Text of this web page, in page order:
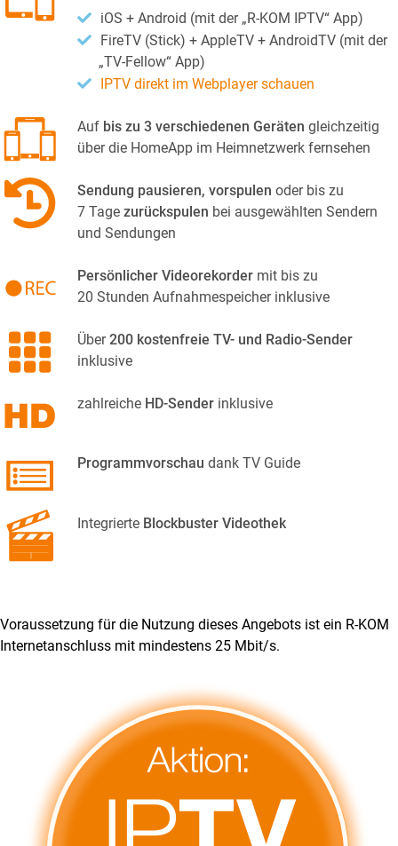
iOS + Android (mit der „R-KOM IPTV“ App)
FireTV (Stick) + AppleTV + AndroidTV (mit der
„TV-Fellow“ App)
IPTV direkt im Webplayer schauen
Auf bis zu 3 verschiedenen Geräten gleichzeitig
über die HomeApp im Heimnetzwerk fernsehen
Sendung pausieren, vorspulen oder bis zu
7 Tage zurückspulen bei ausgewählten Sendern
und Sendungen
Persönlicher Videorekorder mit bis zu
20 Stunden Aufnahmespeicher inklusive
Über200 kostenfreie TV- und Radio-Sender
inklusive
zahlreiche HD-Sender inklusive
Programmvorschau dank TV Guide
Integrierte Blockbuster Videothek
Voraussetzung für die Nutzung dieses Angebots ist ein R-KOM
Internetanschluss mit mindestens 25 Mbit/s.